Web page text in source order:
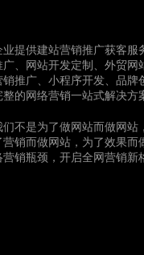
提供建站营销推广获客服
广、网站开发定制、外贸网
销推广、小程序开发、品牌
的网络营销一站式解决方
不是为了做网站而做网站
销而做网站，为了效果而
销瓶颈，开启全网营销新